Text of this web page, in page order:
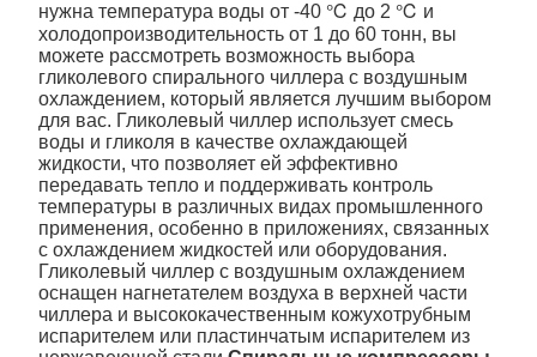
нужна температура воды от -40 ℃ до 2 ℃ и
холодопроизводительность от 1 до 60 тонн, вы
можете рассмотреть возможность выбора
гликолевого спирального чиллера с воздушным
охлаждением, который является лучшим выбором
для вас. Гликолевый чиллер использует смесь
воды и гликоля в качестве охлаждающей
жидкости, что позволяет ей эффективно
передавать тепло и поддерживать контроль
температуры в различных видах промышленного
применения, особенно в приложениях, связанных
с охлаждением жидкостей или оборудования.
Гликолевый чиллер с воздушным охлаждением
оснащен нагнетателем воздуха в верхней части
чиллера и высококачественным кожухотрубным
испарителем или пластинчатым испарителем из